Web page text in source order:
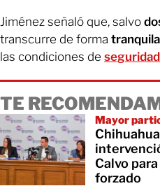
Jiménez señaló que, salvo
transcurre de forma
las condiciones de seguridad
TE
Mayor
Calvo
forzado